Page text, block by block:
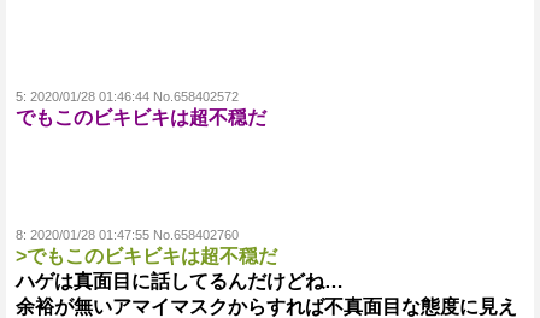
5: 2020/01/28 01:46:44 No.658402572
でもこのビキビキは超不穏だ
8: 2020/01/28 01:47:55 No.658402760
>でもこのビキビキは超不穏だ
ハゲは真面目に話してるんだけどね…
余裕が無いアマイマスクからすれば不真面目な態度に見え